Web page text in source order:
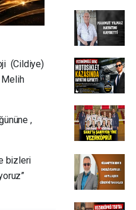
(Cildiye)
Melih
,
bizleri